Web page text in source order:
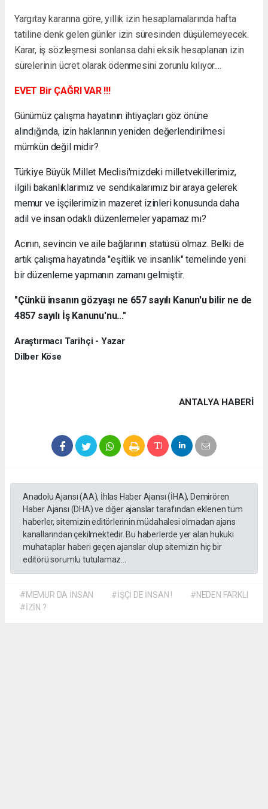
Yargıtay kararına göre, yıllık izin hesaplamalarında hafta
tatiline denk gelen günler izin süresinden düşülemeyecek.
Karar, iş sözleşmesi sonlansa dahi eksik hesaplanan izin
sürelerinin ücret olarak ödenmesini zorunlu kılıyor....
EVET Bir ÇAĞRI VAR !!!
Günümüz çalışma hayatının ihtiyaçları göz önüne
alındığında, izin haklarının yeniden değerlendirilmesi
mümkün değil midir?
Türkiye Büyük Millet Meclisi'mizdeki milletvekillerimiz,
ilgili bakanlıklarımız ve sendikalarımız bir araya gelerek
memur ve işçilerimizin mazeret izinleri konusunda daha
adil ve insan odaklı düzenlemeler yapamaz mı?
Acının, sevincin ve aile bağlarının statüsü olmaz. Belki de
artık çalışma hayatında "eşitlik ve insanlık" temelinde yeni
bir düzenleme yapmanın zamanı gelmiştir.
"Çünkü insanın gözyaşı ne 657 sayılı Kanun'u bilir ne de
4857 sayılı İş Kanunu'nu..."
Araştırmacı Tarihçi - Yazar
Dilber Köse
ANTALYA HABERİ
Anadolu Ajansı (AA), İhlas Haber Ajansı (İHA), Demirören
Haber Ajansı (DHA) ve diğer ajanslar tarafından eklenen tüm
haberler, sitemizin editörlerinin müdahalesi olmadan ajans
kanallarından çekilmektedir. Bu haberlerde yer alan hukuki
muhataplar haberi geçen ajanslar olup sitemizin hiç bir
editörü sorumlu tutulamaz...
#MEMUR DA İNSAN #İŞÇİ DE İNSAN !
#NEDEN FARKLI
#İZİN ?